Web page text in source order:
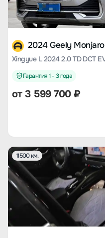
2024 Geely Monjaro
Гарантия 1 - 3 года
от3 599 700₽
11500 км.